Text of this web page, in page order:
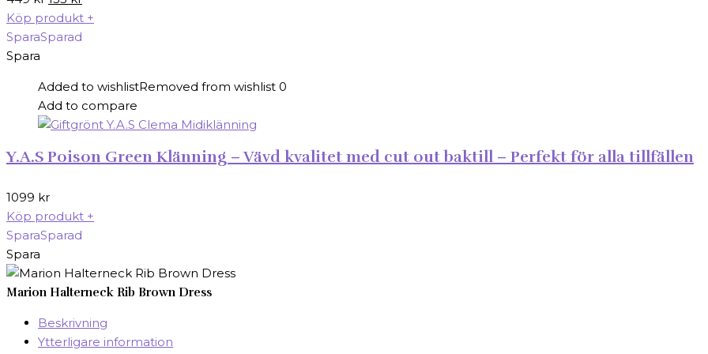
ursprungliga
priset
nuvarande
Köp produkt +
SparaSparad
Spara
Added to wishlistRemoved from wishlist 0
Add to compare
Y.A.S Poison Green Klänning – Vävd kvalitet med cut out baktill – Perfekt för alla tillfällen
1099 kr
Köp produkt +
SparaSparad
Spara
Marion Halterneck Rib Brown Dress
Beskrivning
Ytterligare information